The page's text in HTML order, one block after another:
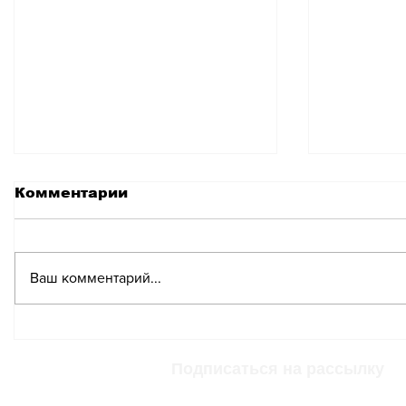
Комментарии
Ваш комментарий...